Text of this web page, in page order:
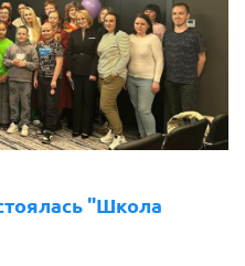
"Школа